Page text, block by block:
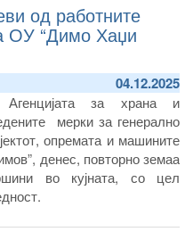
од работните
ОУ “Димо Хаџи
04.12.2025
за храна и
мерки за генерално
опремата и машините
денес, повторно земаа
во кујната, со цел